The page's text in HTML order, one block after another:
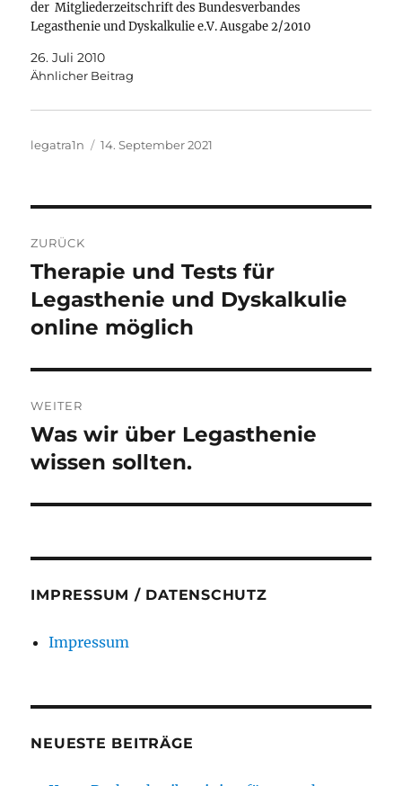
der Mitgliederzeitschrift des Bundesverbandes
Legasthenie und Dyskalkulie e.V. Ausgabe 2/2010
26. Juli 2010
Ähnlicher Beitrag
Autor
legatra1n
Veröffentlicht
14. September 2021
ZURÜCK
Vorheriger
Beitrag:
Therapie und Tests für
Legasthenie und Dyskalkulie
online möglich
WEITER
Nächster
Beitrag:
Was wir über Legasthenie
wissen sollten.
IMPRESSUM / DATENSCHUTZ
Impressum
NEUESTE BEITRÄGE